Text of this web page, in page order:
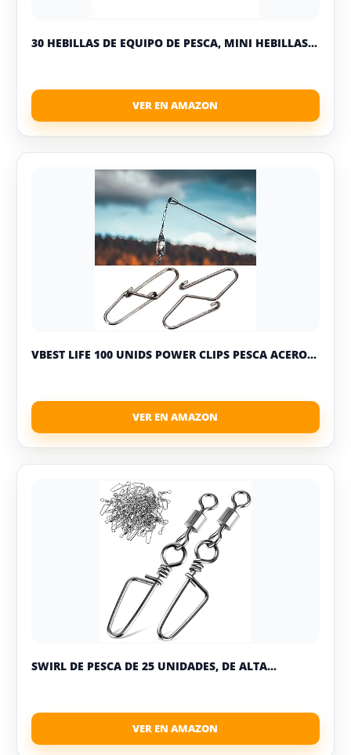
30 HEBILLAS DE EQUIPO DE PESCA, MINI HEBILLAS...
VBEST LIFE 100 UNIDS POWER CLIPS PESCA ACERO...
SWIRL DE PESCA DE 25 UNIDADES, DE ALTA...